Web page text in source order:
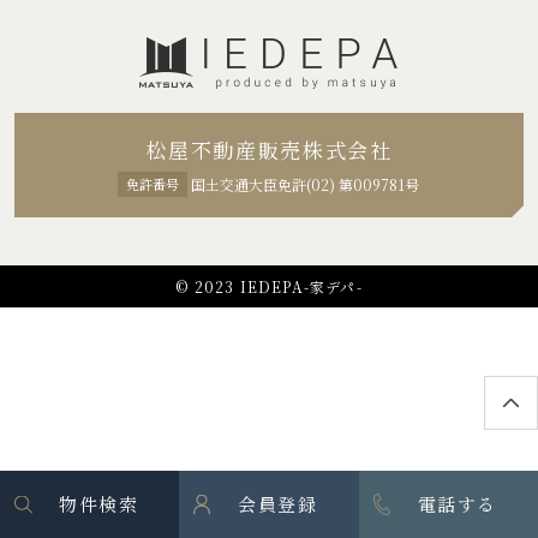
松屋不動産販売株式会社
免許番号 国土交通大臣免許(02) 第009781号
© 2023 IEDEPA-家デパ-
物件検索 会員登録 電話する